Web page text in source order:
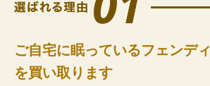
ご自宅に眠っているフェンディ
を買い取ります